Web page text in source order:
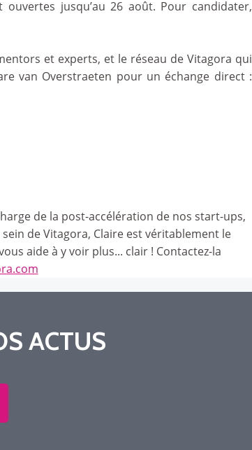
jusqu’au 26 août. Pour candidater,
et experts, et le réseau de Vitagora qui
van Overstraeten pour un échange direct :
de la post-accélération de nos start-ups,
de Vitagora, Claire est véritablement le
aide à y voir plus... clair ! Contactez-la
ACTUS